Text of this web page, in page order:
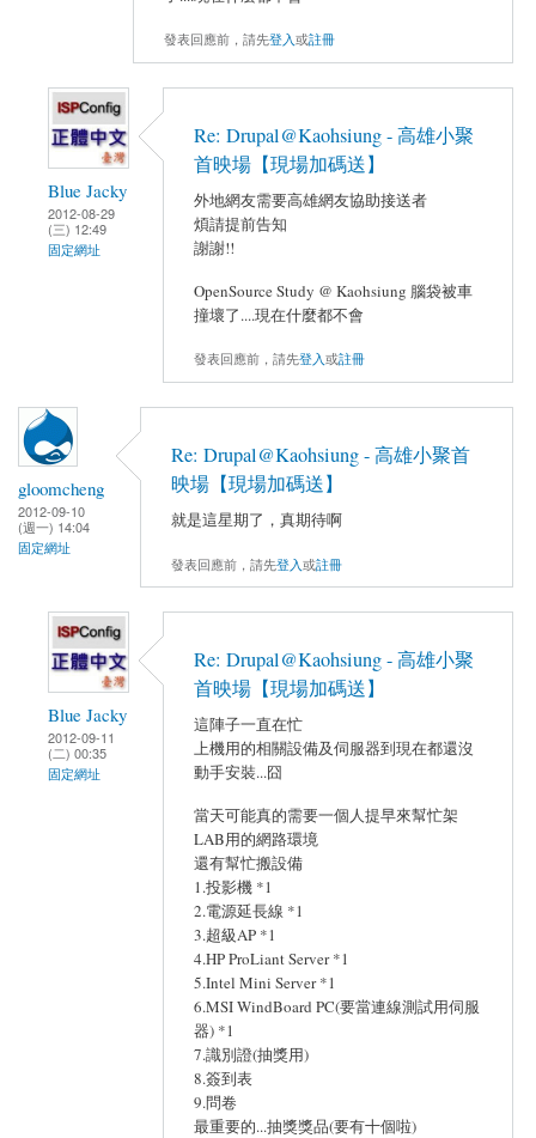
發表回應前，請先登入或註冊
Blue Jacky
2012-08-29
(三) 12:49
固定網址
Re: Drupal@Kaohsiung - 高雄小聚
首映場【現場加碼送】
外地網友需要高雄網友協助接送者
煩請提前告知
謝謝!!
OpenSource Study @ Kaohsiung 腦袋被車
撞壞了....現在什麼都不會
發表回應前，請先登入或註冊
gloomcheng
2012-09-10
(週一) 14:04
固定網址
Re: Drupal@Kaohsiung - 高雄小聚首
映場【現場加碼送】
就是這星期了，真期待啊
發表回應前，請先登入或註冊
Blue Jacky
2012-09-11
(二) 00:35
固定網址
Re: Drupal@Kaohsiung - 高雄小聚
首映場【現場加碼送】
這陣子一直在忙
上機用的相關設備及伺服器到現在都還沒
動手安裝...囧
當天可能真的需要一個人提早來幫忙架
LAB用的網路環境
還有幫忙搬設備
1.投影機 *1
2.電源延長線 *1
3.超級AP *1
4.HP ProLiant Server *1
5.Intel Mini Server *1
6.MSI WindBoard PC(要當連線測試用伺服
器) *1
7.識別證(抽獎用)
8.簽到表
9.問卷
最重要的...抽獎獎品(要有十個啦)